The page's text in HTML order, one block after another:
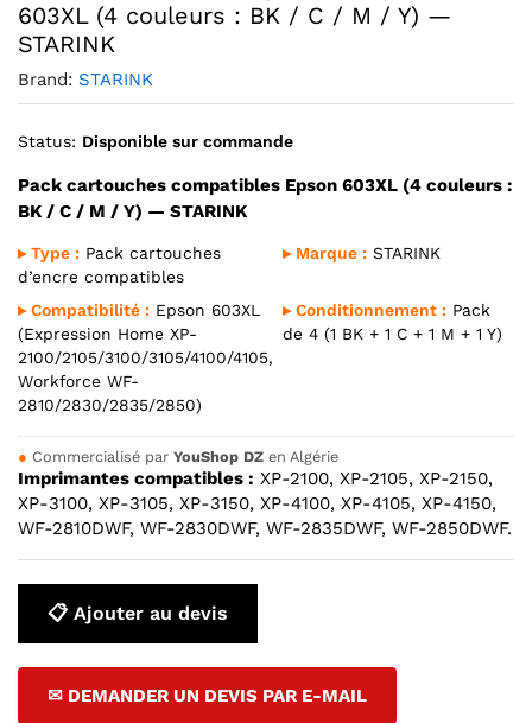
603XL (4 couleurs : BK / C / M / Y) —
STARINK
Brand: STARINK
Status: Disponible sur commande
Pack cartouches compatibles Epson 603XL (4 couleurs :
BK / C / M / Y) — STARINK
▸ Type : Pack cartouches
d’encre compatibles
▸ Marque : STARINK
▸ Compatibilité : Epson 603XL
(Expression Home XP-
2100/2105/3100/3105/4100/4105,
Workforce WF-
2810/2830/2835/2850)
▸ Conditionnement : Pack
de 4 (1 BK + 1 C + 1 M + 1 Y)
● Commercialisé par YouShop DZ en Algérie
Imprimantes compatibles : XP-2100, XP-2105, XP-2150,
XP-3100, XP-3105, XP-3150, XP-4100, XP-4105, XP-4150,
WF-2810DWF, WF-2830DWF, WF-2835DWF, WF-2850DWF.
📋 Ajouter au devis
✉ DEMANDER UN DEVIS PAR E-MAIL